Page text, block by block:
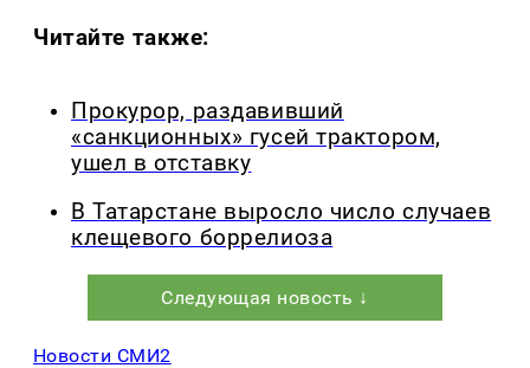
Читайте также:
Прокурор, раздавивший
«санкционных» гусей трактором,
ушел в отставку
В Татарстане выросло число случаев
клещевого боррелиоза
Следующая новость ↓
Новости СМИ2